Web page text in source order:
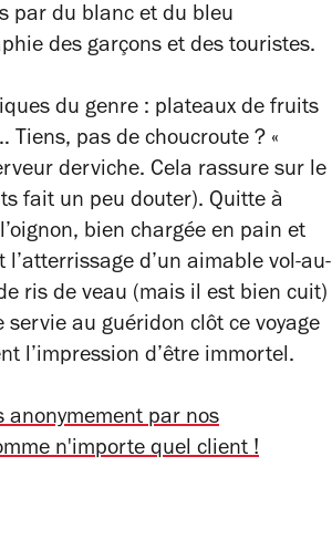
par du blanc et du bleu
des garçons et des touristes.
du genre : plateaux de fruits
Tiens, pas de choucroute ? «
derviche. Cela rassure sur le
fait un peu douter). Quitte à
bien chargée en pain et
d’un aimable vol-au-
ris de veau (mais il est bien cuit)
au guéridon clôt ce voyage
l’impression d’être immortel.
anonymement par nos
n'importe quel client !